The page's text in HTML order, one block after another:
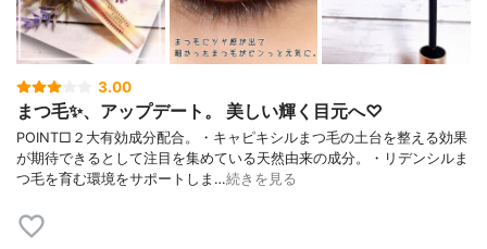
3.00
まつ毛✨、アップデート。 美しい輝く目元へ♡
POINT□２大有効成分配合。・キャピキシルまつ毛の土台を整える効果
が期待できるとして注目を集めている天然由来の成分。・リデンシルま
つ毛を育む環境をサポートしま…続きを見る